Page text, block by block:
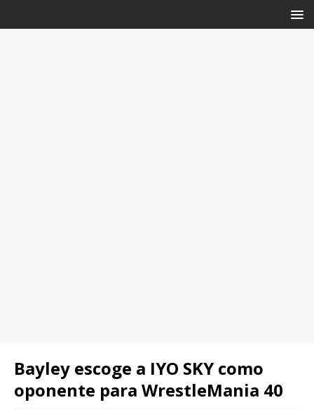
Bayley escoge a IYO SKY como
oponente para WrestleMania 40